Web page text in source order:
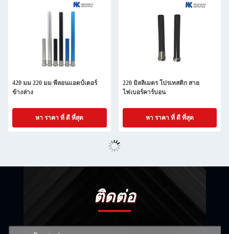
420 มม 220 มม พีลอนแอดป์เตอร์
ข้างล่าง
หา ราคา ที่ ดี ที่สุด
220 มิลลิเมตร โปรเทสติก สาย
ไฟเบอร์คาร์บอน
หา ราคา ที่ ดี ที่สุด
ติดต่อ